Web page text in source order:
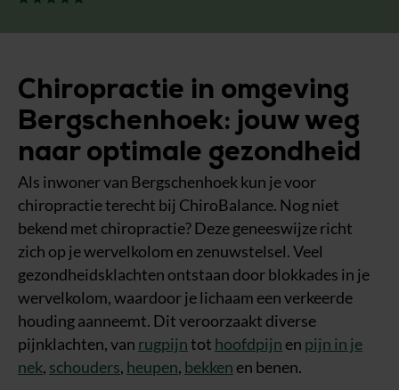
Chiropractie in omgeving
Bergschenhoek: jouw weg
naar optimale gezondheid
Als inwoner van Bergschenhoek kun je voor
chiropractie terecht bij ChiroBalance. Nog niet
bekend met chiropractie? Deze geneeswijze richt
zich op je wervelkolom en zenuwstelsel. Veel
gezondheidsklachten ontstaan door blokkades in je
wervelkolom, waardoor je lichaam een verkeerde
houding aanneemt. Dit veroorzaakt diverse
pijnklachten, van rugpijntot hoofdpijn en pijn in je
nek, schouders, heupen, bekken en benen.